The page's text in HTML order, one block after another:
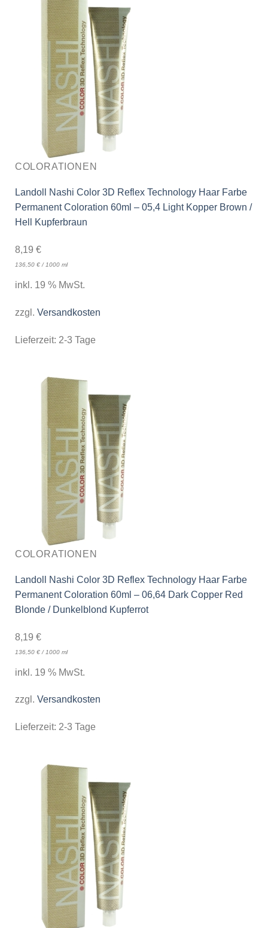
COLORATIONEN
Landoll Nashi Color 3D Reflex Technology Haar Farbe
Permanent Coloration 60ml – 05,4 Light Kopper Brown /
Hell Kupferbraun
8,19 €
136,50 €/ 1000 ml
inkl. 19 % MwSt.
zzgl. Versandkosten
Lieferzeit: 2-3 Tage
COLORATIONEN
Landoll Nashi Color 3D Reflex Technology Haar Farbe
Permanent Coloration 60ml – 06,64 Dark Copper Red
Blonde / Dunkelblond Kupferrot
8,19 €
136,50 €/ 1000 ml
inkl. 19 % MwSt.
zzgl. Versandkosten
Lieferzeit: 2-3 Tage